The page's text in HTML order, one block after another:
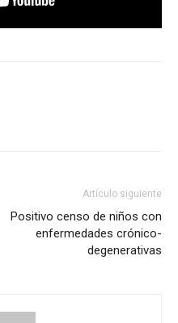
Artículo siguiente
Positivo censo de niños con
enfermedades crónico-
degenerativas